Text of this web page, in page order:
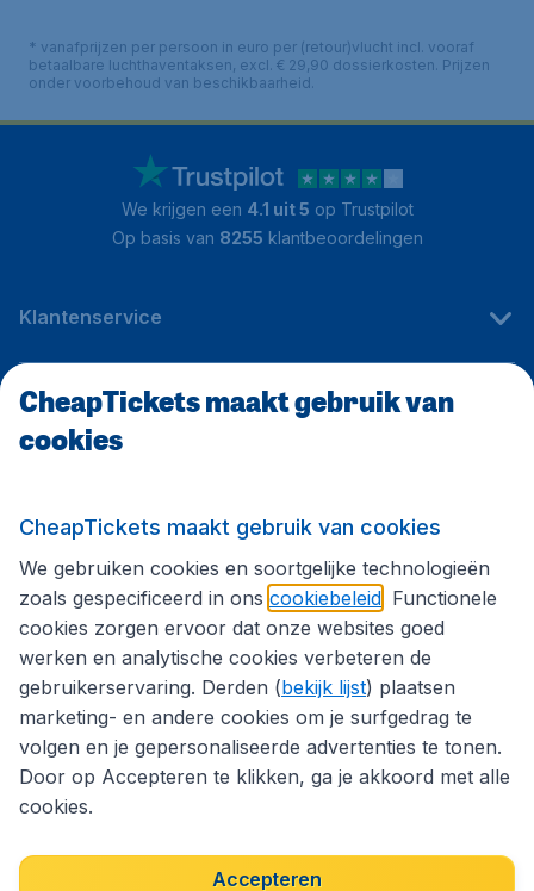
* vanafprijzen per persoon in euro per (retour)vlucht incl. vooraf
betaalbare luchthaventaksen, excl. € 29,90 dossierkosten. Prijzen
onder voorbehoud van beschikbaarheid.
We krijgen een 4.1 uit 5 op Trustpilot
Op basis van 8255 klantbeoordelingen
Klantenservice
CheapTickets.be
Volg CheapTickets.be
Privacybeleid
CheapTickets maakt gebruik van
cookies
CheapTickets maakt gebruik van cookies
We gebruiken cookies en soortgelijke technologieën
zoals gespecificeerd in ons cookiebeleid . Functionele
cookies zorgen ervoor dat onze websites goed
werken en analytische cookies verbeteren de
gebruikerservaring. Derden (bekijk lijst) plaatsen
marketing- en andere cookies om je surfgedrag te
volgen en je gepersonaliseerde advertenties te tonen.
Door op Accepteren te klikken, ga je akkoord met alle
cookies.
Accepteren